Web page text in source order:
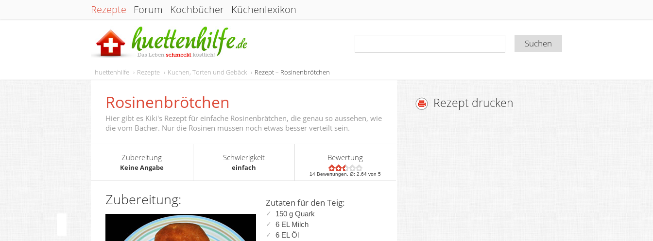
Rezepte Forum Kochbücher Küchenlexikon
huettenhilfe Rezepte Kuchen, Torten und Gebäck Rezept – Rosinenbrötchen
Rosinenbrötchen
Hier gibt es Kiki's Rezept für einfache Rosinenbrätchen, die genau so aussehen, wie
die vom Bächer. Nur die Rosinen müssen noch etwas besser verteilt sein.
Zubereitung
Keine Angabe
Schwierigkeit
einfach
Bewertung
14 Bewertungen, Ø:2,64 von 5
Zutaten für den Teig:
150 g Quark
6 EL Milch
6 EL Öl
Zubereitung:
Rezept drucken